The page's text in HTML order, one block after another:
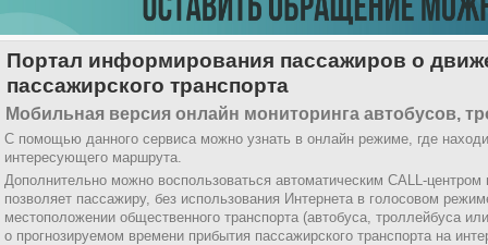
Портал информирования пассажиров о
пассажирского транспорта
Мобильная версия онлайн мониторинга автобусов,
С помощью данного сервиса можно узнать в онлайн режиме, где
интересующего маршрута.
Дополнительно можно воспользоваться автоматическим CALL-
позволяет пассажиру, без использования Интернета в голосовом
местоположении общественного транспорта (автобуса, троллейбуса
о прогнозируемом времени прибытия пассажирского транспорта на